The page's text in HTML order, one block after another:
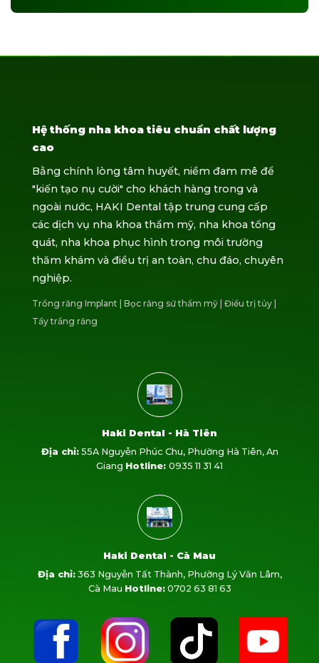
Hệ thống nha khoa tiêu chuẩn chất lượng
cao
Bằng chính lòng tâm huyết, niềm đam mê để
"kiến tạo nụ cười" cho khách hàng trong và
ngoài nước, HAKI Dental tập trung cung cấp
các dịch vụ nha khoa thẩm mỹ, nha khoa tổng
quát, nha khoa phục hình trong môi trường
thăm khám và điều trị an toàn, chu đáo, chuyên
nghiệp.
Trồng răng Implant | Bọc răng sứ thẩm mỹ | Điều trị tủy |
Tẩy trắng răng
Haki Dental - Hà Tiên
Địa chỉ:55A Nguyễn Phúc Chu, Phường Hà Tiên, An
Giang Hotline: 0935 11 31 41
Haki Dental - Cà Mau
Địa chỉ:363 Nguyễn Tất Thành, Phường Lý Văn Lâm,
Cà Mau Hotline:0702 63 81 63